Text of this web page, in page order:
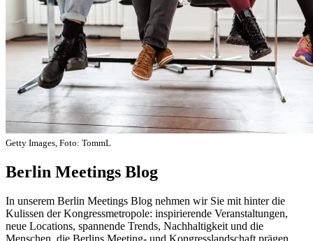
Getty Images, Foto: TommL
Berlin Meetings Blog
In unserem Berlin Meetings Blog nehmen wir Sie mit hinter die
Kulissen der Kongressmetropole: inspirierende Veranstaltungen,
neue Locations, spannende Trends, Nachhaltigkeit und die